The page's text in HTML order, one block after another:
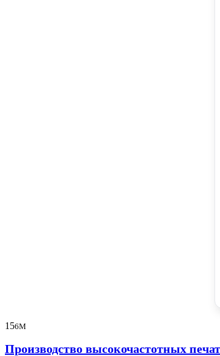
156M
Производство высокочастотных